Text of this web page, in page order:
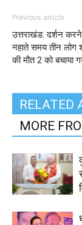
Previous article
उत्तराखंड: दर्शन
नहाते समय तीन लोग
की मौत 2 को बचाया
RELATED
MORE